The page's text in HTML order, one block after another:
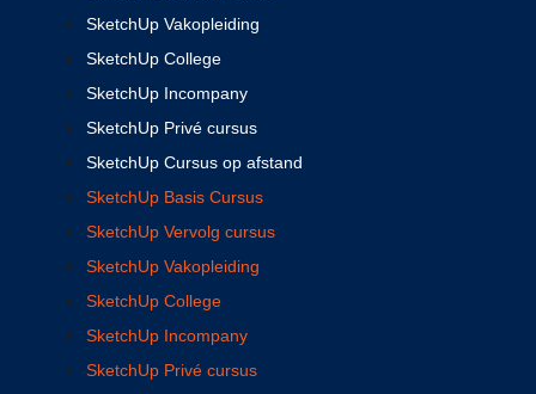
SketchUp Vakopleiding
SketchUp College
SketchUp Incompany
SketchUp Privé cursus
SketchUp Cursus op afstand
SketchUp Basis Cursus
SketchUp Vervolg cursus
SketchUp Vakopleiding
SketchUp College
SketchUp Incompany
SketchUp Privé cursus